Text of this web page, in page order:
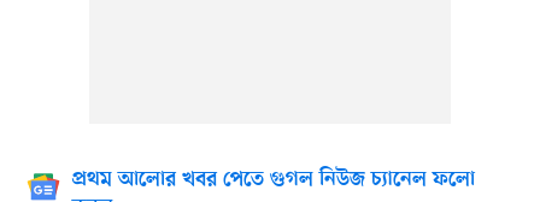
প্রথম আলোর খবর পেতে গুগল নিউজ চ্যানেল ফলো